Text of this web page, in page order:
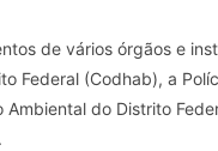
de vários órgãos e
Federal (Codhab), a
do Distrito